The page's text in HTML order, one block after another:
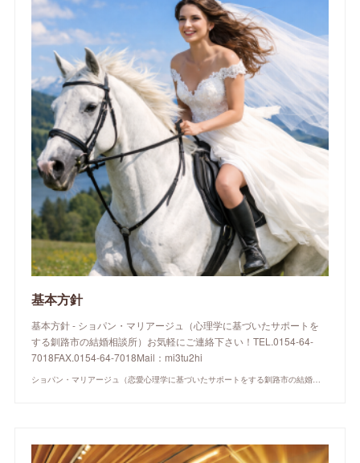
基本方針
基本方針 - ショパン・マリアージュ（心理学に基づいたサポートを
する釧路市の結婚相談所）お気軽にご連絡下さい！TEL.0154-64-
7018FAX.0154-64-7018Mail：mi3tu2hi